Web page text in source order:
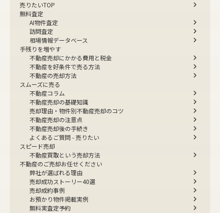
売りたいTOP
無料査定
AI物件査定
訪問査定
相場情報データベース
手残りを増やす
不動産売却にかかる費用と税金
不動産を好条件で売る方法
不動産の売却方法
スムーズに売る
不動産コラム
不動産売却の基礎知識
売却理由・物件別不動産売却のコツ
不動産売却の注意点
不動産売却後の手続き
よくあるご質問 - 売りたい
スピード売却
不動産買取という売却方法
不動産のご売却お任せください
弊社が選ばれる理由
売却成功ストーリー40選
売却成約事例
お預かり物件掲載実例
無料実査定予約